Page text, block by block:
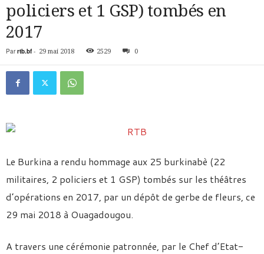
policiers et 1 GSP) tombés en
2017
Par rtb.bf- 29 mai 2018 2529 0
Le Burkina a rendu hommage aux 25 burkinabè (22
militaires, 2 policiers et 1 GSP) tombés sur les théâtres
d’opérations en 2017, par un dépôt de gerbe de fleurs, ce
29 mai 2018 à Ouagadougou.
A travers une cérémonie patronnée, par le Chef d’Etat-